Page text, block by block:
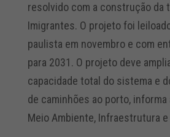
resolvido com a construção da
Imigrantes. O projeto foi
paulista em novembro e com
para 2031. O projeto deve
capacidade total do sistema e
de caminhões ao porto,
Meio Ambiente, Infraestrutura